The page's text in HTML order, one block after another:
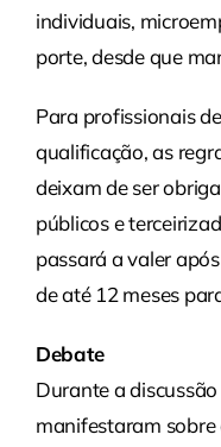
individuais,
porte, desde que
Para profissionais
qualificação, as
deixam de ser
públicos e
passará a valer
de até 12 meses
Debate
Durante a
manifestaram sobre